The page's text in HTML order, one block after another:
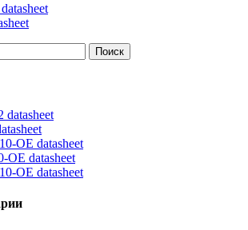
datasheet
OE datasheet
OE datasheet
OE datasheet